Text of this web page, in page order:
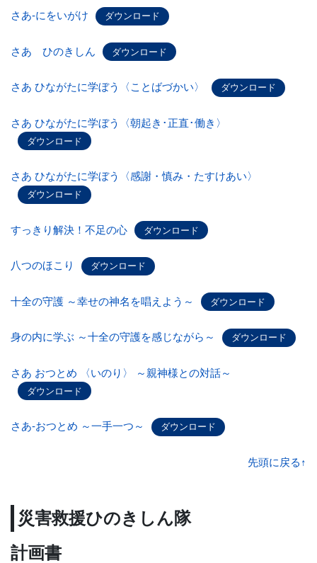
さあ-にをいがけ ダウンロード
さあ ひのきしん ダウンロード
さあ ひながたに学ぼう〈ことばづかい〉 ダウンロード
さあ ひながたに学ぼう〈朝起き･正直･働き〉
ダウンロード
さあ ひながたに学ぼう〈感謝・慎み・たすけあい〉
ダウンロード
すっきり解決！不足の心 ダウンロード
八つのほこり ダウンロード
十全の守護 ～幸せの神名を唱えよう～ ダウンロード
身の内に学ぶ ～十全の守護を感じながら～ ダウンロード
さあ おつとめ 〈いのり〉 ～親神様との対話～
ダウンロード
さあ-おつとめ ～一手一つ～ ダウンロード
先頭に戻る↑
災害救援ひのきしん隊
計画書